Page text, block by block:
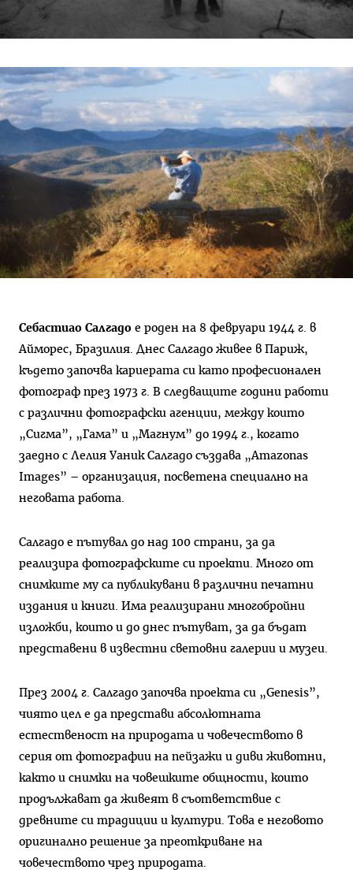
Себастиао Салгадо е роден на 8 февруари 1944 г. в
Айморес, Бразилия. Днес Салгадо живее в Париж,
където започва кариерата си като професионален
фотограф през 1973 г. В следващите години работи
с различни фотографски агенции, между които
„Сигма”, „Гама” и „Магнум” до 1994 г., когато
заедно с Лелия Уаник Салгадо създава „Amazonas
Images” – организация, посветена специално на
неговата работа.
Салгадо е пътувал до над 100 страни, за да
реализира фотографските си проекти. Много от
снимките му са публикувани в различни печатни
издания и книги. Има реализирани многобройни
изложби, които и до днес пътуват, за да бъдат
представени в известни световни галерии и музеи.
През 2004 г. Салгадо започва проекта си „Genesis”,
чиято цел е да представи абсолютната
естественост на природата и човечеството в
серия от фотографии на пейзажи и диви животни,
както и снимки на човешките общности, които
продължават да живеят в съответствие с
древните си традиции и култури. Това е неговото
оригинално решение за преоткриване на
човечеството чрез природата.